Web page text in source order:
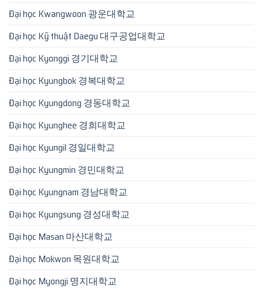
Đại học Kwangwoon 광운대학교
Đại học Kỹ thuật Daegu 대구공업대학교
Đại học Kyonggi 경기대학교
Đại học Kyungbok 경복대학교
Đại học Kyungdong 경동대학교
Đại học Kyunghee 경희대학교
Đại học Kyungil 경일대학교
Đại học Kyungmin 경민대학교
Đại học Kyungnam 경남대학교
Đại học Kyungsung 경성대학교
Đại học Masan 마산대학교
Đại học Mokwon 목원대학교
Đại học Myongji 명지대학교